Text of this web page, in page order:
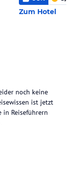
Zum Hotel
noch keine
ist jetzt
Reiseführern